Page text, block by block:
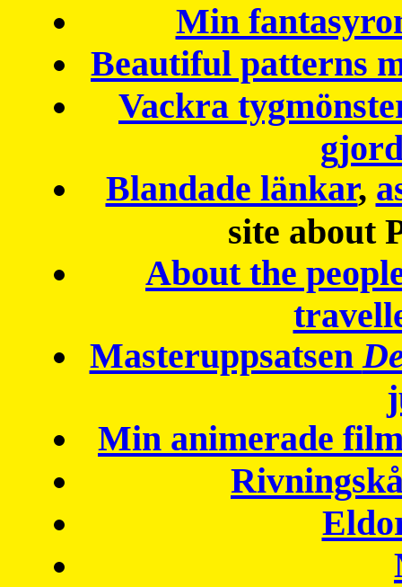
Min
Beautiful patterns
Vackra
Blandade länkar,
site about
About the
Masteruppsatsen
Min animerade